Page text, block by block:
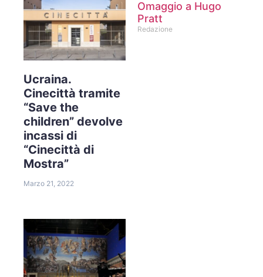
Ucraina.
Cinecittà tramite
“Save the
children” devolve
incassi di
“Cinecittà di
Mostra”
Marzo 21, 2022
Omaggio a Hugo
Pratt
Redazione